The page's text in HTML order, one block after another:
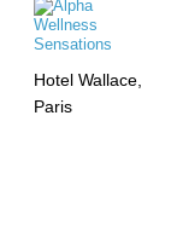
Hotel Wallace,
Paris